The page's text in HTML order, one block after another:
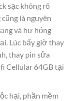
sạc không rõ
là nguyên
và hư hỏng
Lúc bấy giờ thay
thay pin sửa
Cellular 64GB tại
hại, phần mềm